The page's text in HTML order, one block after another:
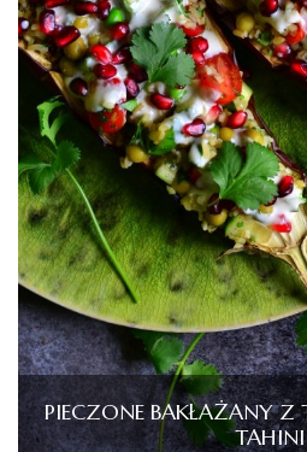
PIECZONE BAKŁAŻANY Z
TAHINI